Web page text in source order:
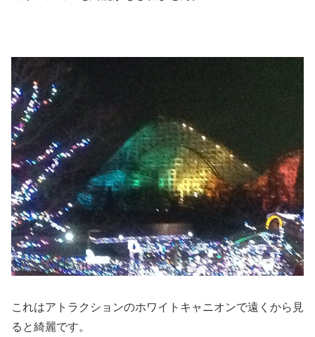
これはアトラクションのホワイトキャニオンで遠くから見
ると綺麗です。